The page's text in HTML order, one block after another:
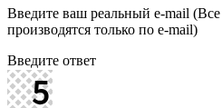
Введите ваш реальный e-mail
производятся только по e-mail)
Введите ответ